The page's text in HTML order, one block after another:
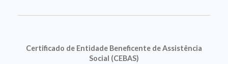
Certificado de Entidade Beneficente de Assistência
Social (CEBAS)